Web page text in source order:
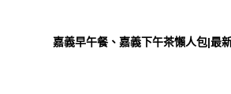
嘉義早午餐、嘉義下午茶懶人包|最